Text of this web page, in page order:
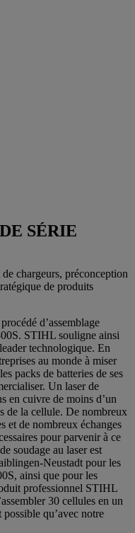
SÉRIE
chargeurs, préconception
de produits
d’assemblage
STIHL souligne ainsi
technologique. En
au monde à miser
packs de batteries de ses
Un laser de
en cuivre de moins d’un
de la cellule. De nombreux
et de nombreux échanges
pour parvenir à ce
soudage au laser est
Neustadt pour les
ainsi que pour les
professionnel STIHL
30 cellules en un
qu’avec notre